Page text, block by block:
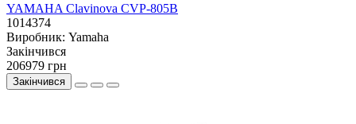
YAMAHA Clavinova CVP-805B
1014374
Виробник: Yamaha
Закiнчився
206979 грн
Закінчився